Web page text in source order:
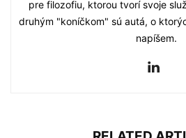
pre filozofiu, ktorou tvorí svoje
druhým "koníčkom" sú autá, o
napíšem.